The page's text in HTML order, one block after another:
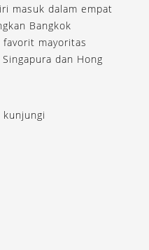
masuk dalam empat
Bangkok
mayoritas
dan Hong